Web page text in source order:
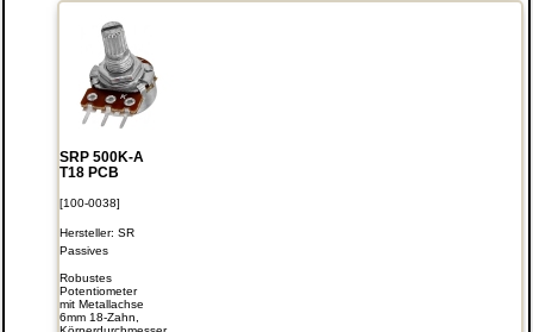
SRP 500K-A
T18 PCB
[100-0038]
Hersteller: SR
Passives
Robustes
Potentiometer
mit Metallachse
6mm 18-Zahn,